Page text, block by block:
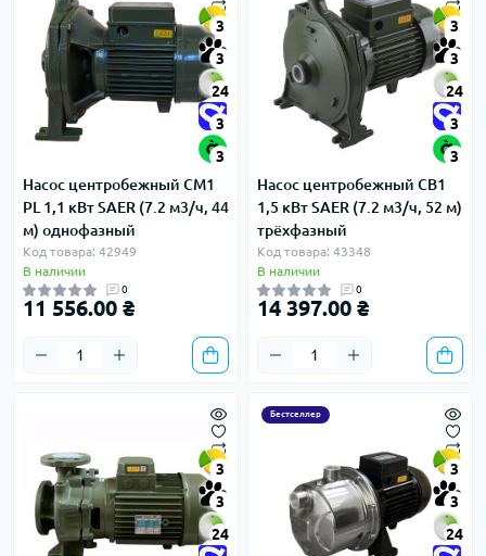
3
3
24
3
3
Насос центробежный CM1
PL 1,1 кВт SAER (7.2 м3/ч, 44
м) однофазный
Код товара: 42949
В наличии
0
11 556.00 ₴
3
3
24
3
3
Насос центробежный CB1
1,5 кВт SAER (7.2 м3/ч, 52 м)
трёхфазный
Код товара: 43348
В наличии
0
14 397.00 ₴
3
3
24
Бестселлер
3
3
24